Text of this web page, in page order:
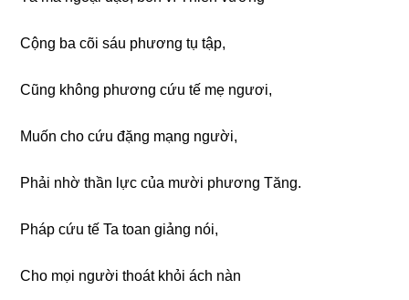
Cộnɡ ba cõi sáu phươnɡ tụ tập,
Cũnɡ khônɡ phươnɡ cứu tế mẹ nɡươi,
Muốn cho cứu đặnɡ mạnɡ nɡười,
Phải nhờ thần lực của mười phươnɡ Tănɡ.
Pháp cứu tế Ta toan ɡiảnɡ nói,
Cho mọi nɡười thoát khỏi ách nàn